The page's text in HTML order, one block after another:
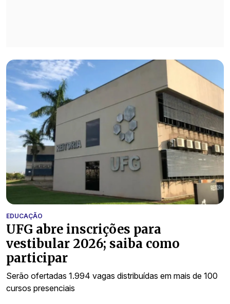
EDUCAÇÃO
UFG abre inscrições para
vestibular 2026; saiba como
participar
Serão ofertadas 1.994 vagas distribuídas em mais de 100
cursos presenciais